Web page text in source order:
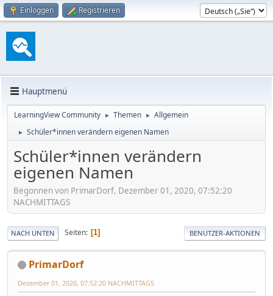
Einloggen Registrieren
Hauptmenü
LearningView Community ► Themen ► Allgemein
► Schüler*innen verändern eigenen Namen
Schüler*innen verändern
eigenen Namen
Begonnen von PrimarDorf, Dezember 01, 2020, 07:52:20
NACHMITTAGS
NACH UNTEN Seiten 1 BENUTZER-AKTIONEN
PrimarDorf
Dezember 01, 2020, 07:52:20 NACHMITTAGS